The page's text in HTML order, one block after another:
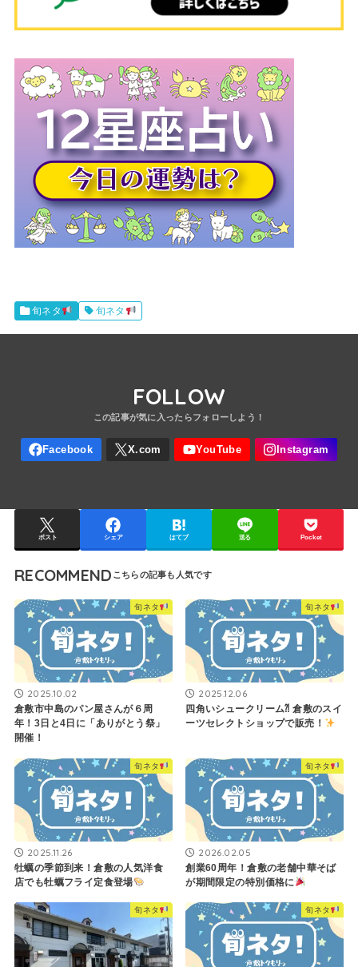
旬ネタ 旬ネタ
FOLLOW
ポスト シェア はてブ 送る Pocket
RECOMMEND
旬ネタ
2025.10.02
倉敷市中島のパン屋さんが６周
年！3日と4日に「ありがとう祭」
開催！
旬ネタ
2025.12.06
四角いシュークリーム⁈ 倉敷のスイ
ーツセレクトショップで販売！
旬ネタ
2025.11.26
牡蠣の季節到来！倉敷の人気洋食
店でも牡蠣フライ定食登場
旬ネタ
2026.02.05
創業60周年！倉敷の老舗中華そば
が期間限定の特別価格に
旬ネタ 旬ネタ